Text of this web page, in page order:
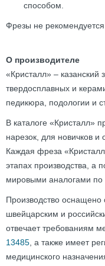
способом.
Фрезы не рекомендуется
О производителе
«Кристалл» – казанский
твердосплавных и
педикюра, подологии и
В каталоге «Кристалл»
нарезок, для новичков
Каждая фреза
этапах производства, а
мировыми аналогами по
Производство
швейцарским и
отвечает требованиям
13485 , а также имеет
медицинского